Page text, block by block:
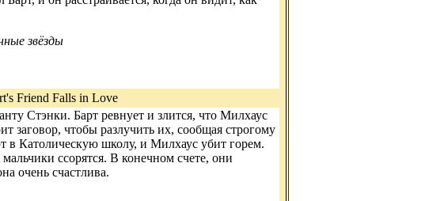
звёзды
Friend Falls in Love
Стэнки. Барт ревнует и злится, что Милхаус
заговор, чтобы разлучить их, сообщая строгому
Католическую школу, и Милхаус убит горем.
ссорятся. В конечном счете, они
очень счастлива.